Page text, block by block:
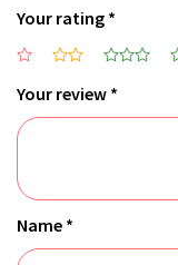
Your rating *
Your review *
Name *